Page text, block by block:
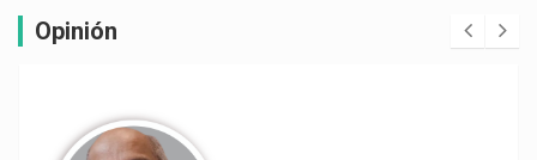
Opinión